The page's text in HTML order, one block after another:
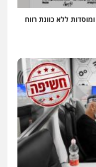
ללא כוונת רווח